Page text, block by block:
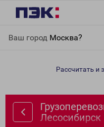
Ваш город Москва?
Лесосибирск
Рассчитать и
Лесосибирск